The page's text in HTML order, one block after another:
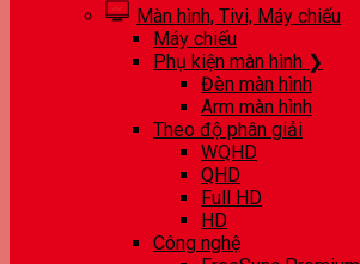
Màn hình, Tivi, Máy chiếu
Máy chiếu
Phụ kiện màn hình ❯
Đèn màn hình
Arm màn hình
Theo độ phân giải
WQHD
QHD
Full HD
HD
Công nghệ